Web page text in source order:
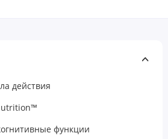
действия
функции